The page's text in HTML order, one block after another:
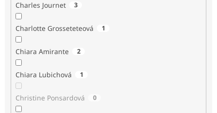
Charles Journet 3
Charlotte Grosseteteová 1
Chiara Amirante 2
Chiara Lubichová 1
Christine Ponsardová 0